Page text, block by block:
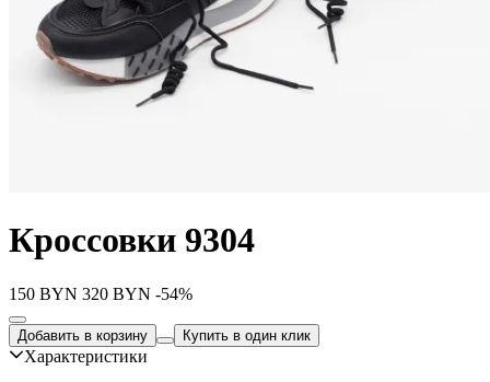
Кроссовки 9304
150 BYN 320 BYN -54%
Добавить в корзину Купить в один клик
Характеристики